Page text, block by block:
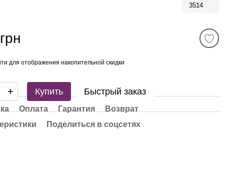
3514
для отображения накопительной скидки
Купить Быстрый заказ
Оплата Гарантия
Возврат
Поделиться в соцсетях